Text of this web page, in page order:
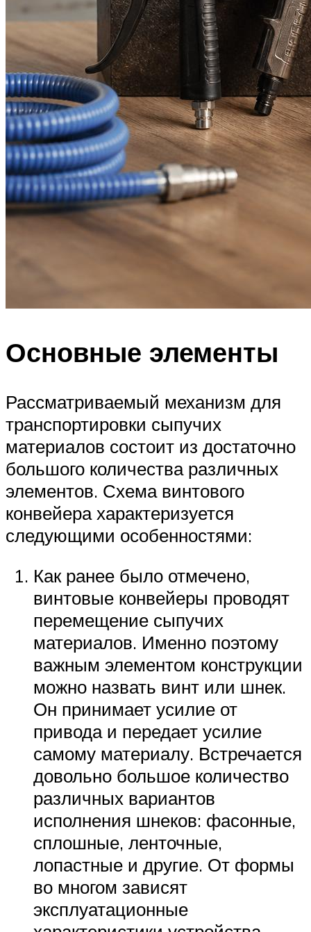
Основные элементы
Рассматриваемый механизм для
транспортировки сыпучих
материалов состоит из достаточно
большого количества различных
элементов. Схема винтового
конвейера характеризуется
следующими особенностями:
Как ранее было отмечено,
винтовые конвейеры проводят
перемещение сыпучих
материалов. Именно поэтому
важным элементом конструкции
можно назвать винт или шнек.
Он принимает усилие от
привода и передает усилие
самому материалу. Встречается
довольно большое количество
различных вариантов
исполнения шнеков: фасонные,
сплошные, ленточные,
лопастные и другие. От формы
во многом зависят
эксплуатационные